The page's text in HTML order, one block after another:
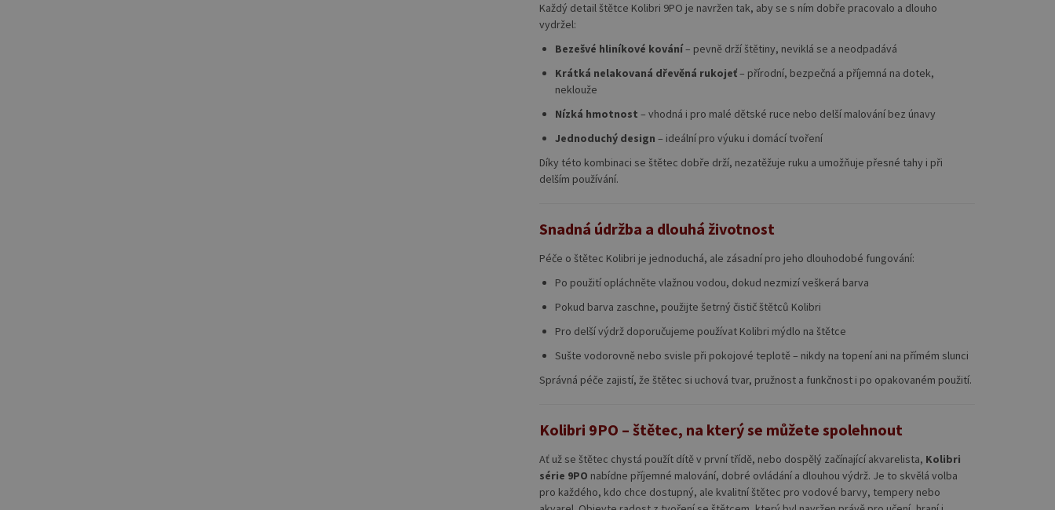
Každý detail štětce Kolibri 9PO je navržen tak, aby se s ním dobře pracovalo a dlouho
vydržel:
Bezešvé hliníkové kování– pevně drží štětiny, neviklá se a neodpadává
Krátká nelakovaná dřevěná rukojeť– přírodní, bezpečná a příjemná na dotek,
neklouže
Nízká hmotnost – vhodná i pro malé dětské ruce nebo delší malování bez únavy
Jednoduchý design – ideální pro výuku i domácí tvoření
Díky této kombinaci se štětec dobře drží, nezatěžuje ruku a umožňuje přesné tahy i při
delším používání.
Snadná údržba a dlouhá životnost
Péče o štětec Kolibri je jednoduchá, ale zásadní pro jeho dlouhodobé fungování:
Po použití opláchněte vlažnou vodou, dokud nezmizí veškerá barva
Pokud barva zaschne, použijte šetrný čistič štětců Kolibri
Pro delší výdrž doporučujeme používat Kolibri mýdlo na štětce
Sušte vodorovně nebo svisle při pokojové teplotě – nikdy na topení ani na přímém slunci
Správná péče zajistí, že štětec si uchová tvar, pružnost a funkčnost i po opakovaném použití.
Kolibri 9PO – štětec, na který se můžete spolehnout
Ať už se štětec chystá použít dítě v první třídě, nebo dospělý začínající akvarelista, Kolibri
série 9PO nabídne příjemné malování, dobré ovládání a dlouhou výdrž. Je to skvělá volba
pro každého, kdo chce dostupný, ale kvalitní štětec pro vodové barvy, tempery nebo